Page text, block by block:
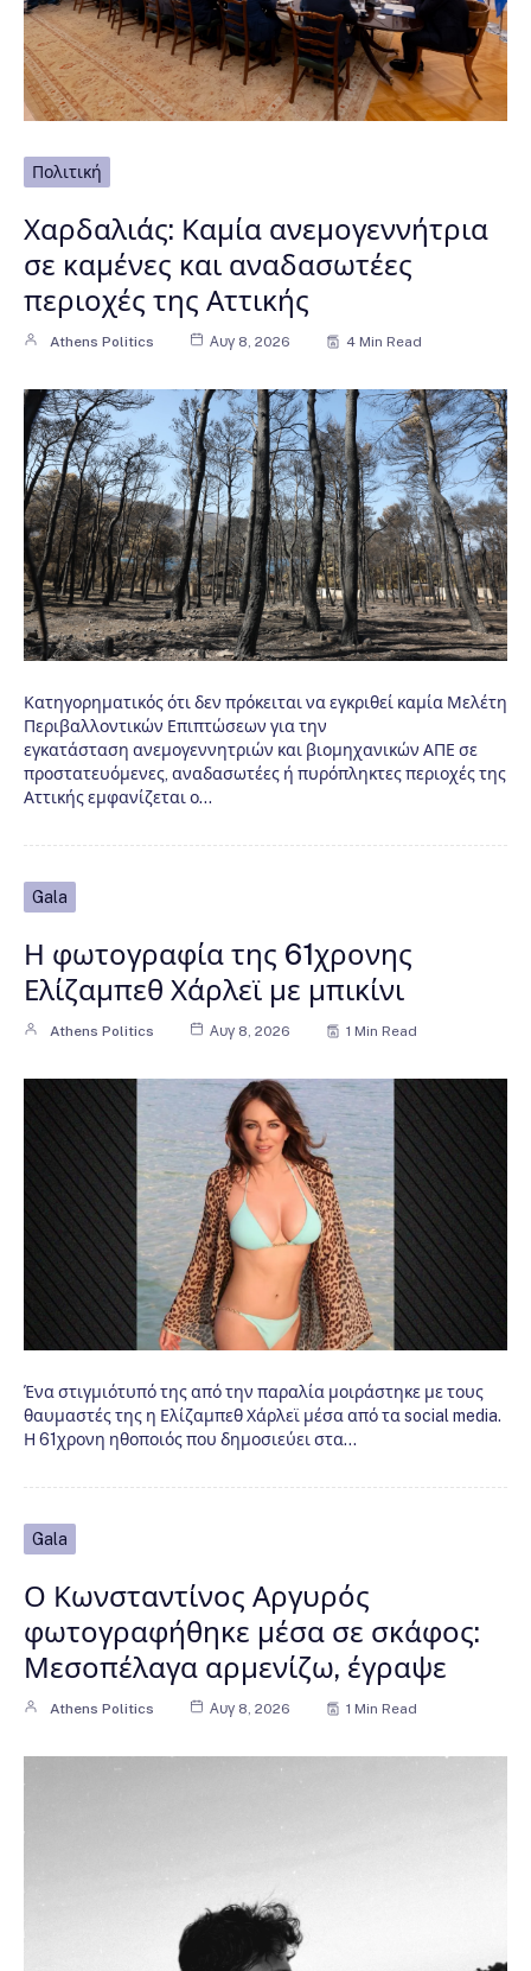
Πολιτική
Χαρδαλιάς: Καμία ανεμογεννήτρια
σε καμένες και αναδασωτέες
περιοχές της Αττικής
Athens Politics Αυγ 8, 2026 4 Min Read
Κατηγορηματικός ότι δεν πρόκειται να εγκριθεί καμία Μελέτη
Περιβαλλοντικών Επιπτώσεων για την
εγκατάσταση ανεμογεννητριών και βιομηχανικών ΑΠΕ σε
προστατευόμενες, αναδασωτέες ή πυρόπληκτες περιοχές της
Αττικής εμφανίζεται ο…
Gala
Η φωτογραφία της 61χρονης
Ελίζαμπεθ Χάρλεϊ με μπικίνι
Athens Politics Αυγ 8, 2026 1 Min Read
Ένα στιγμιότυπό της από την παραλία μοιράστηκε με τους
θαυμαστές της η Ελίζαμπεθ Χάρλεϊ μέσα από τα social media.
Η 61χρονη ηθοποιός που δημοσιεύει στα…
Gala
Ο Κωνσταντίνος Αργυρός
φωτογραφήθηκε μέσα σε σκάφος:
Μεσοπέλαγα αρμενίζω, έγραψε
Athens Politics Αυγ 8, 2026 1 Min Read